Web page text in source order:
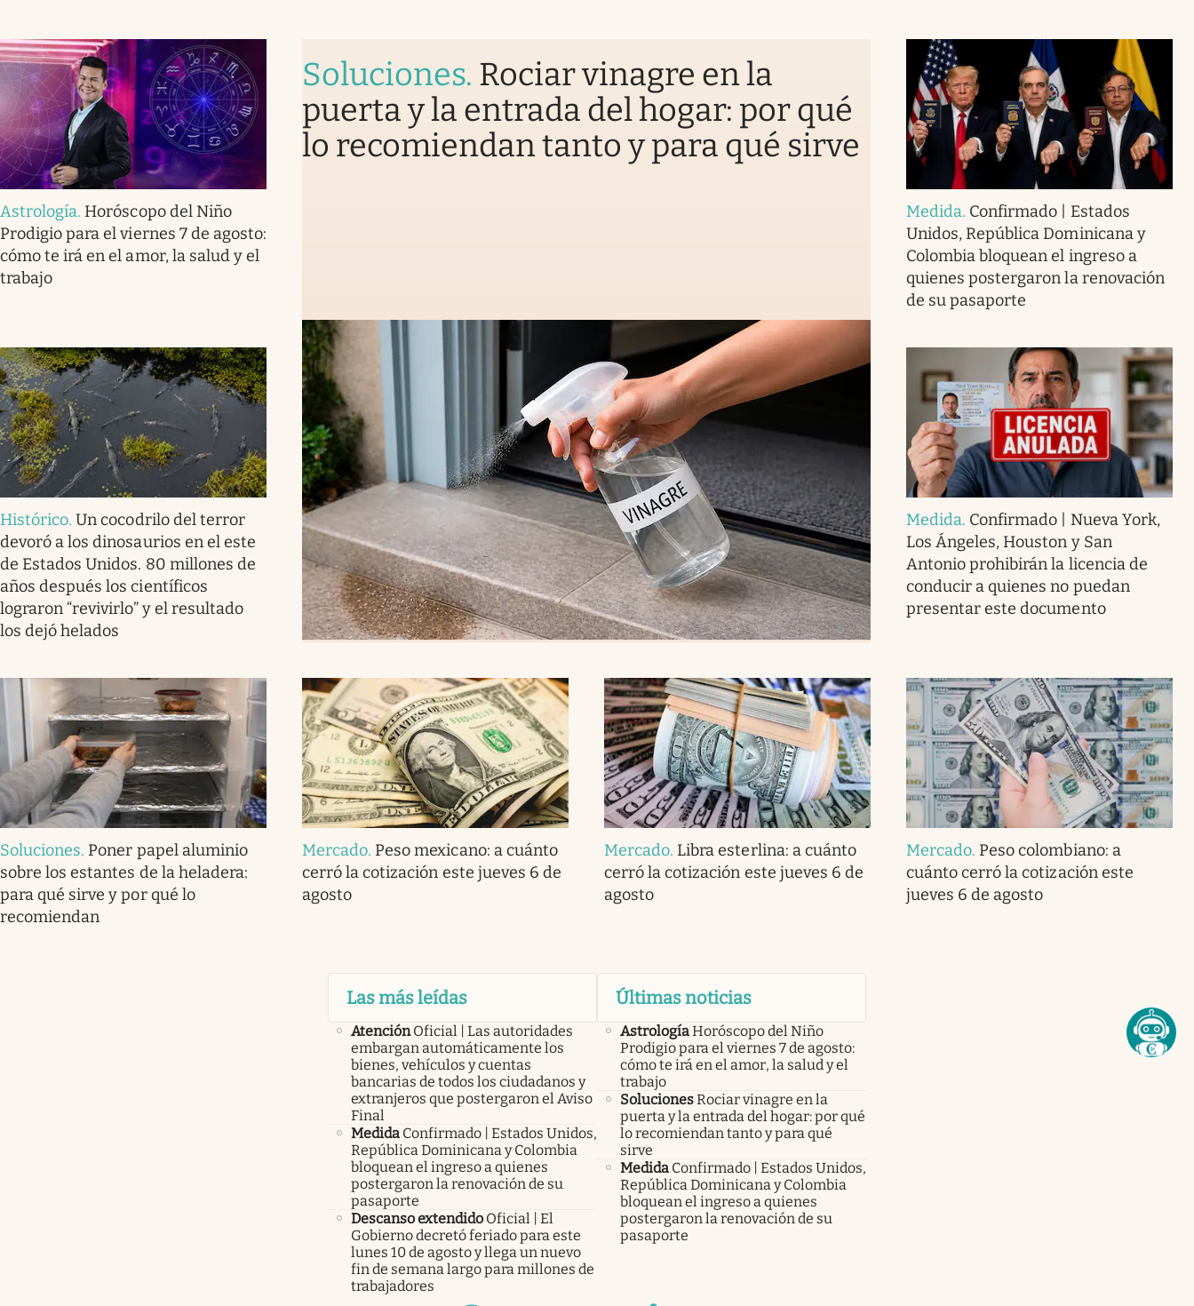
Astrología. Horóscopo del Niño
Prodigio para el viernes 7 de agosto:
cómo te irá en el amor, la salud y el
trabajo
Soluciones. Rociar vinagre en la
puerta y la entrada del hogar: por qué
lo recomiendan tanto y para qué sirve
Medida. Confirmado | Estados
Unidos, República Dominicana y
Colombia bloquean el ingreso a
quienes postergaron la renovación
de su pasaporte
Histórico.Un cocodrilo del terror
devoró a los dinosaurios en el este
de Estados Unidos. 80 millones de
años después los científicos
lograron “revivirlo” y el resultado
los dejó helados
Medida. Confirmado | Nueva York,
Los Ángeles, Houston y San
Antonio prohibirán la licencia de
conducir a quienes no puedan
presentar este documento
Soluciones. Poner papel aluminio
sobre los estantes de la heladera:
para qué sirve y por qué lo
recomiendan
Mercado. Peso mexicano: a cuánto
cerró la cotización este jueves 6 de
agosto
Mercado. Libra esterlina: a cuánto
cerró la cotización este jueves 6 de
agosto
Mercado. Peso colombiano: a
cuánto cerró la cotización este
jueves 6 de agosto
Las más leídas
Atención Oficial | Las autoridades
embargan automáticamente los
bienes, vehículos y cuentas
bancarias de todos los ciudadanos y
extranjeros que postergaron el Aviso
Final
Medida Confirmado | Estados Unidos,
República Dominicana y Colombia
bloquean el ingreso a quienes
postergaron la renovación de su
pasaporte
Descanso extendido Oficial | El
Gobierno decretó feriado para este
lunes 10 de agosto y llega un nuevo
fin de semana largo para millones de
trabajadores
Últimas noticias
AstrologíaHoróscopo del Niño
Prodigio para el viernes 7 de agosto:
cómo te irá en el amor, la salud y el
trabajo
SolucionesRociar vinagre en la
puerta y la entrada del hogar: por qué
lo recomiendan tanto y para qué
sirve
Medida Confirmado | Estados Unidos,
República Dominicana y Colombia
bloquean el ingreso a quienes
postergaron la renovación de su
pasaporte